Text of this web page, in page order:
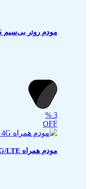
مودم روتر بی‌سیم LTE/4G دی لینک مدل DWR-957M
3
%
OFF
مودم همراه 4G/LTE دی لینک مدل DWR-930M